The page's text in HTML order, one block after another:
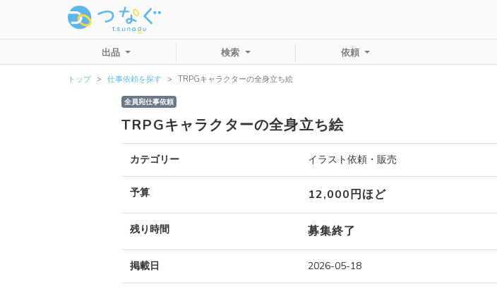
出品 検索 依頼
トップ 仕事依頼を探す TRPGキャラクターの全身立ち絵
全員宛仕事依頼
TRPGキャラクターの全身立ち絵
カテゴリー イラスト依頼・販売
予算 12,000円ほど
残り時間 募集終了
掲載日 2026-05-18